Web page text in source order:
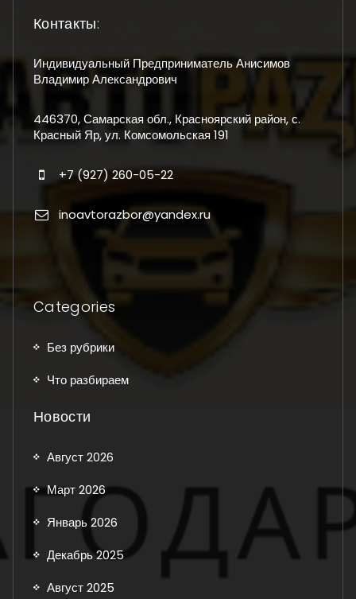
Контакты:
Индивидуальный Предприниматель Анисимов
Владимир Александрович
446370, Самарская обл., Красноярский район, с.
Красный Яр, ул. Комсомольская 191
+7 (927) 260-05-22
inoavtorazbor@yandex.ru
Categories
Без рубрики
Что разбираем
Новости
Август 2026
Март 2026
Январь 2026
Декабрь 2025
Август 2025